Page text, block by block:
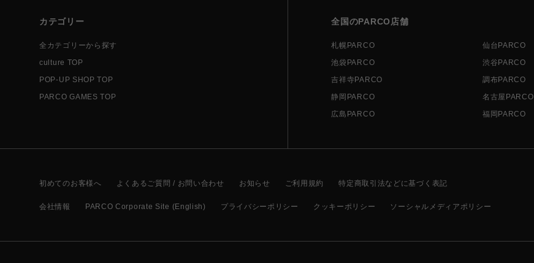
カテゴリー
全カテゴリーから探す
culture TOP
POP-UP SHOP TOP
PARCO GAMES TOP
全国のPARCO店舗
札幌PARCO 仙台PARCO
池袋PARCO
渋谷PARCO
吉祥寺PARCO
調布PARCO
静岡PARCO
名古屋PARCO
広島PARCO
福岡PARCO
初めてのお客様へ よくあるご質問 / お問い合わせ お知らせ ご利用規約 特定商取引法などに基づく表記
会社情報 PARCO Corporate Site (English) プライバシーポリシー クッキーポリシー ソーシャルメディアポリシー